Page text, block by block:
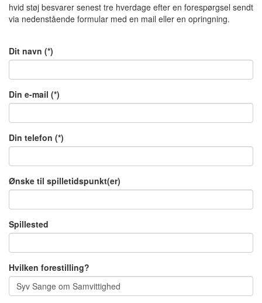
hvid støj besvarer senest tre hverdage efter en forespørgsel sendt
via nedenstående formular med en mail eller en opringning.
Dit navn (*)
Din e-mail (*)
Din telefon (*)
Ønske til spilletidspunkt(er)
Spillested
Hvilken forestilling?